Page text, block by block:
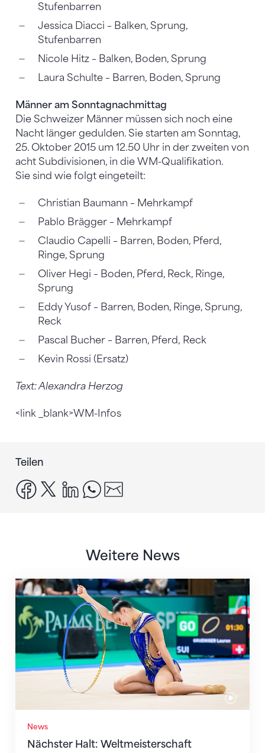
Stufenbarren
Jessica Diacci – Balken, Sprung,
Stufenbarren
Nicole Hitz – Balken, Boden, Sprung
Laura Schulte – Barren, Boden, Sprung
Männer am Sonntagnachmittag
Die Schweizer Männer müssen sich noch eine
Nacht länger gedulden. Sie starten am Sonntag,
25. Oktober 2015 um 12.50 Uhr in der zweiten von
acht Subdivisionen, in die WM-Qualifikation.
Sie sind wie folgt eingeteilt:
Christian Baumann – Mehrkampf
Pablo Brägger – Mehrkampf
Claudio Capelli – Barren, Boden, Pferd,
Ringe, Sprung
Oliver Hegi – Boden, Pferd, Reck, Ringe,
Sprung
Eddy Yusof – Barren, Boden, Ringe, Sprung,
Reck
Pascal Bucher – Barren, Pferd, Reck
Kevin Rossi (Ersatz)
Text: Alexandra Herzog
<link _blank>WM-Infos
Teilen
facebook
x linkedinwhatsapp
Weitere News
News
Nächster Halt: Weltmeisterschaft
Nächster Halt: Weltmeisterschaft